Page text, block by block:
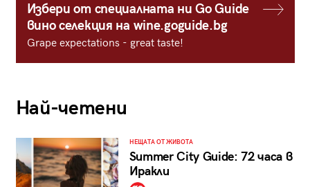
Избери от специалната ни Go Guide
вино селекция на wine.goguide.bg
Grape expectations - great taste!
Най-четени
НЕЩАТА ОТ ЖИВОТА
Summer City Guide: 72 часа в
Иракли